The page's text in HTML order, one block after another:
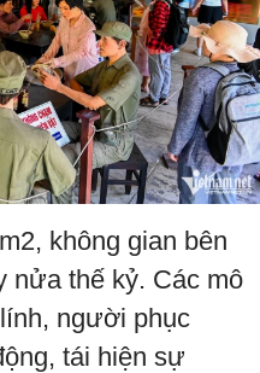
không gian bên
nửa thế kỷ. Các mô
người phục
tái hiện sự